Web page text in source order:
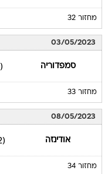
מחזור 32
03/05/2023
סמפדוריה (0)
מחזור 33
08/05/2023
אודינזה (2)
מחזור 34